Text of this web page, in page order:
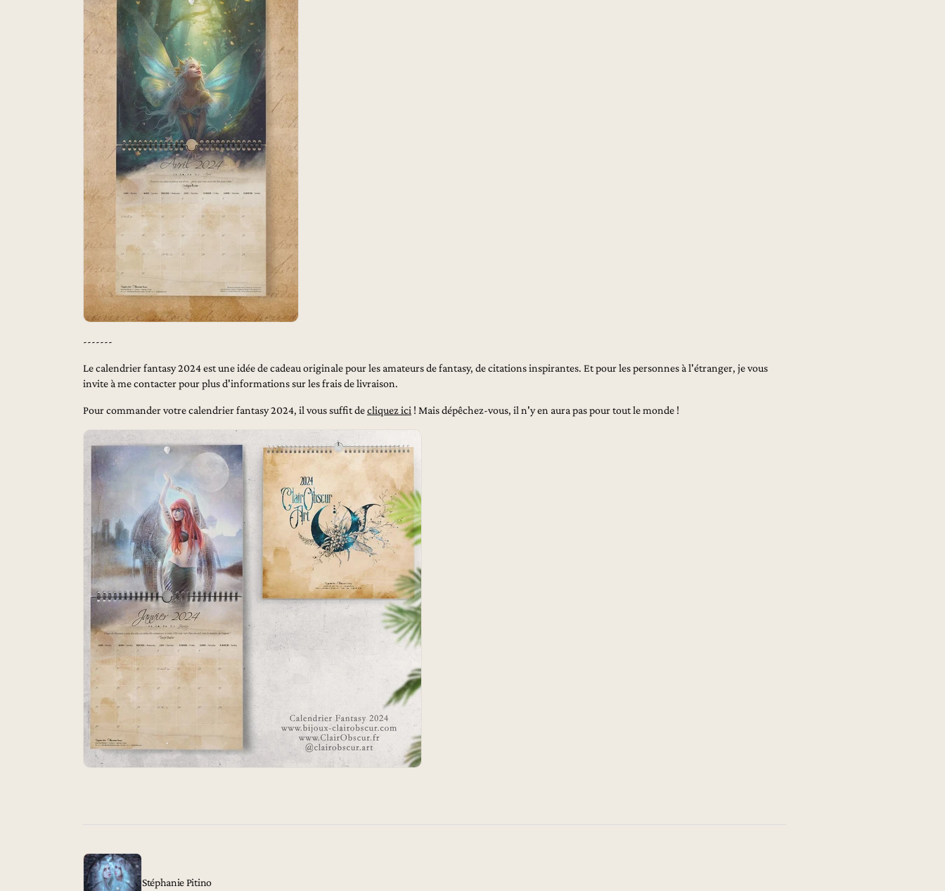
-------
Le calendrier fantasy 2024 est une idée de cadeau originale pour les amateurs de fantasy, de citations inspirantes. Et pour les personnes à l'étranger, je vous
invite à me contacter pour plus d'informations sur les frais de livraison.
Pour commander votre calendrier fantasy 2024, il vous suffit decliquez ici ! Mais dépêchez-vous, il n'y en aura pas pour tout le monde !
Stéphanie Pitino